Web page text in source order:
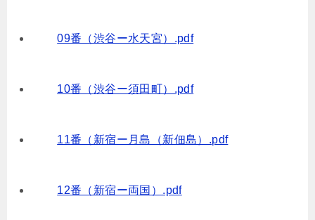
09番（渋谷ー水天宮）.pdf
10番（渋谷ー須田町）.pdf
11番（新宿ー月島（新佃島）.pdf
12番（新宿ー両国）.pdf